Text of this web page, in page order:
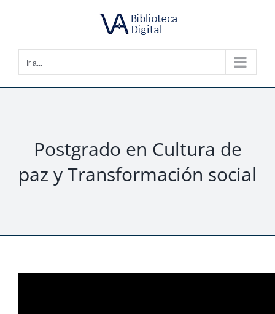
Ir a...
Postgrado en Cultura de
paz y Transformación social